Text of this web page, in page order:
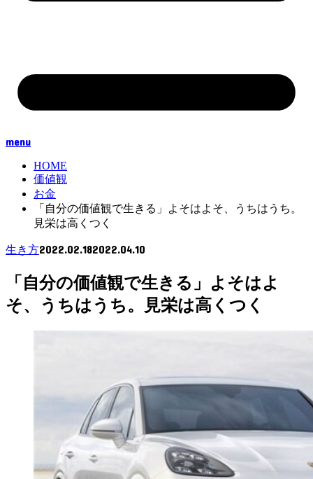
menu
HOME
価値観
お金
「自分の価値観で生きる」よそはよそ、うちはうち。
見栄は高くつく
生き方2022.02.182022.04.10
「自分の価値観で生きる」よそはよ
そ、うちはうち。見栄は高くつく